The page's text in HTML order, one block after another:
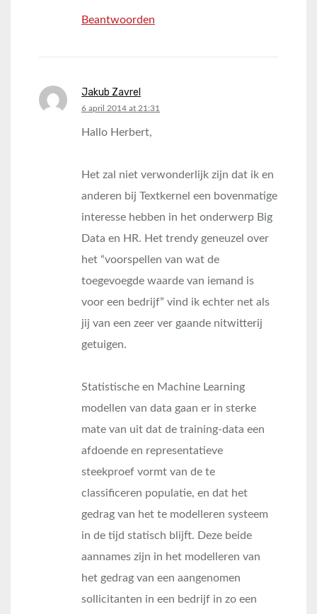
Beantwoorden
Jakub Zavrel
says:
6 april 2014 at 21:31
Hallo Herbert,
Het zal niet verwonderlijk zijn dat ik en
anderen bij Textkernel een bovenmatige
interesse hebben in het onderwerp Big
Data en HR. Het trendy geneuzel over
het “voorspellen van wat de
toegevoegde waarde van iemand is
voor een bedrijf” vind ik echter net als
jij van een zeer ver gaande nitwitterij
getuigen.
Statistische en Machine Learning
modellen van data gaan er in sterke
mate van uit dat de training-data een
afdoende en representatieve
steekproef vormt van de te
classificeren populatie, en dat het
gedrag van het te modelleren systeem
in de tijd statisch blijft. Deze beide
aannames zijn in het modelleren van
het gedrag van een aangenomen
sollicitanten in een bedrijf in zo een